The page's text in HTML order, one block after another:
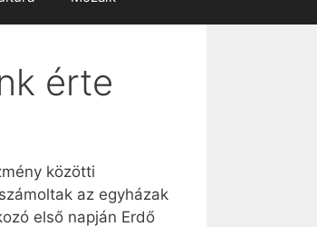
érte
közötti
az egyházak
első napján Erdő